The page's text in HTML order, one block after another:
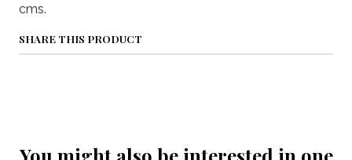
cms.
SHARE THIS PRODUCT